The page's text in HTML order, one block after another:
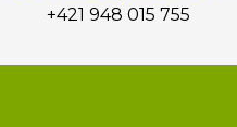
+421 948 015 755